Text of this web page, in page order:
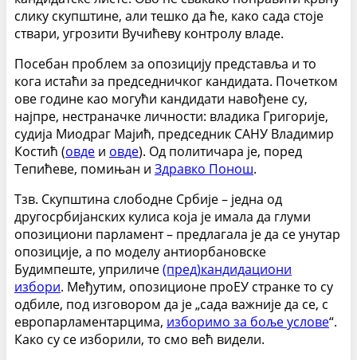
слику скупштине, али тешко да ће, како сада стоје
ствари, угрозити Вучићеву контролу владе.
Посебан проблем за опозицију представља и то
кога истаћи за председничког кандидата. Почетком
ове године као могући кандидати навођене су,
најпре, нестраначке личности: владика Григорије,
судија Миодраг Мајић, председник САНУ Владимир
Костић (овде и овде). Од политичара је, поред
Тепићеве, помињан и Здравко Понош.
Тзв. Скупштина слободне Србије – једна од
другосрбијанских кулиса која је имала да глуми
опозициони парламент – предлагала је да се унутар
опозиције, а по моделу антиорбановске
Будимпеште, уприличе(пред)кандидациони
избори. Међутим, опозиционе проЕУ странке то су
одбиле, под изговором да је „сада важније да се, с
европарламентарцима, изборимо за боље услове“.
Како су се изборили, то смо већ видели.